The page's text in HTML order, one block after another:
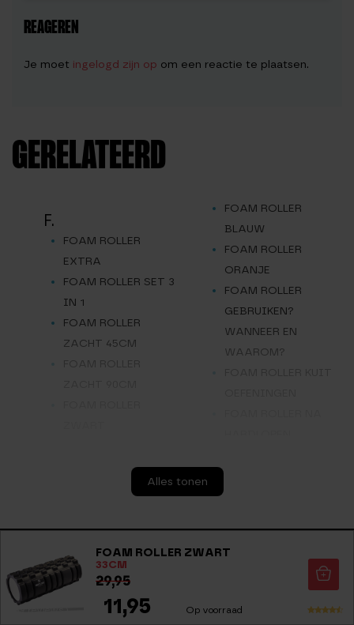
FOAM ROLLER ZWART
33CM
29,95
11,95 Op voorraad
REAGEREN
Je moet ingelogd zijn op om een reactie te plaatsen.
GERELATEERD
F.
FOAM ROLLER
EXTRA
FOAM ROLLER SET 3
IN 1
FOAM ROLLER
ZACHT 45CM
FOAM ROLLER
BLAUW
FOAM ROLLER
ORANJE
FOAM ROLLER
GEBRUIKEN?
WANNEER EN
WAAROM?
OEFENINGEN
FOAM ROLLER
KLACHTEN ZELF AAN!
FOAM ROLLER; DE
ULTIEME GIDS VOOR
DEZE WORKOUT
M.
ROLLER
HAMSTRINGS
Alles tonen
CONNECT WITH US!
Pinterest